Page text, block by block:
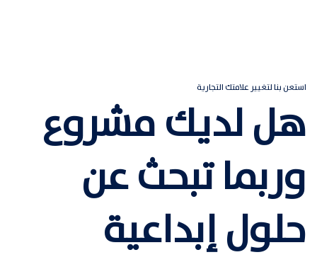
استعن بنا لتغيير علامتك التجارية
هل لديك مشروع
وربما تبحث عن
حلول إبداعية